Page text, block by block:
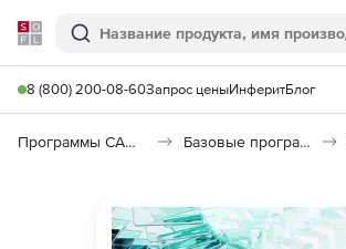
Softline
Поиск
8 (800) 200-08-60Запрос ценыИнферитБлог
Программы САПР и ГИС Базовые программы